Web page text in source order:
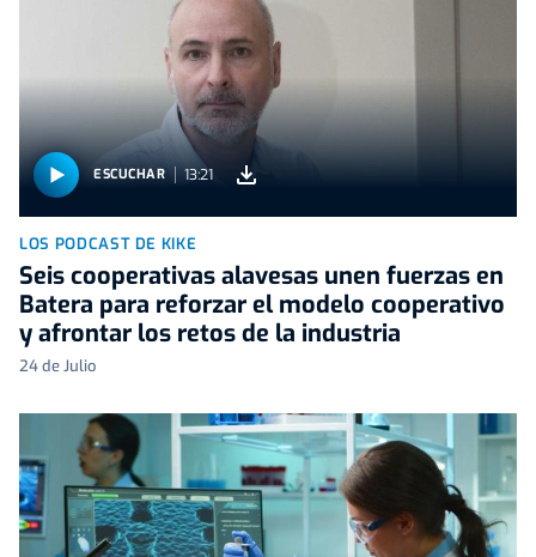
ESCUCHAR 13:21
LOS PODCAST DE KIKE
Seis cooperativas alavesas unen fuerzas en
Batera para reforzar el modelo cooperativo
y afrontar los retos de la industria
24 de Julio